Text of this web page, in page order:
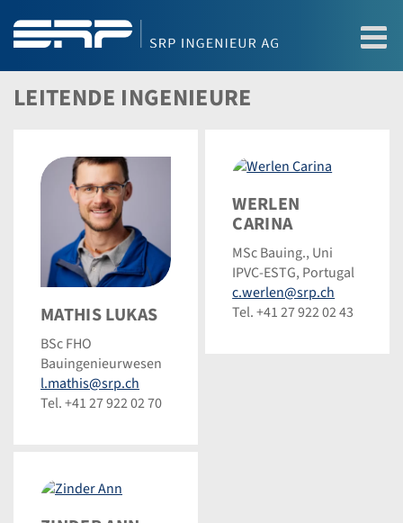
LEITENDE INGENIEURE
MATHIS LUKAS
BSc FHO
Bauingenieurwesen
l.mathis@srp.ch
Tel. +41 27 922 02 70
Werlen
Carina
WERLEN
CARINA
MSc Bauing., Uni
IPVC-ESTG, Portugal
c.werlen@srp.ch
Tel. +41 27 922 02 43
Zinder